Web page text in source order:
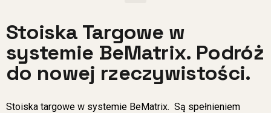
Stoiska Targowe w
systemie BeMatrix. Podróż
do nowej rzeczywistości.
Stoiska targowe w systemie BeMatrix. Są spełnieniem